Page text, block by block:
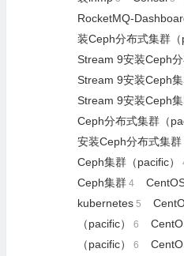
RocketMQ-
装Ceph分布式集群（
Stream 9安装Ceph
Stream 9安装Ceph集
Stream 9安装Ceph
Ceph分布式集群（
安装Ceph分布式集群
Ceph集群（pacific）
Ceph集群 4
kubernetes 5
（pacific）
6
（pacific）
6